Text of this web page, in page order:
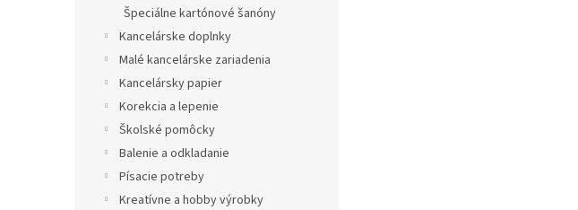
Špeciálne kartónové šanóny
Kancelárske doplnky
Malé kancelárske zariadenia
Kancelársky papier
Korekcia a lepenie
Školské pomôcky
Balenie a odkladanie
Písacie potreby
Kreatívne a hobby výrobky